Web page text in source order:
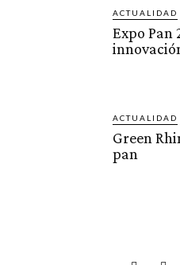
ACTUALIDAD
Expo Pan
ACTUALIDAD
Green
pan